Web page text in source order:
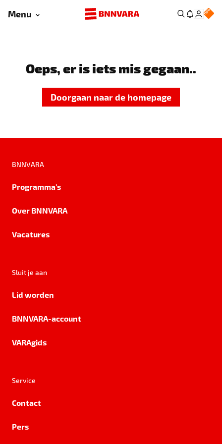
Menu
Oeps, er is iets mis gegaan..
Doorgaan naar de homepage
BNNVARA
Programma's
Over BNNVARA
Vacatures
Sluit je aan
Lid worden
BNNVARA-account
VARAgids
Service
Contact
Pers